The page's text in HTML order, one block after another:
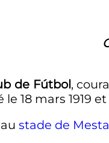
de Fútbol,
le 18 mars 1919 et
stade de